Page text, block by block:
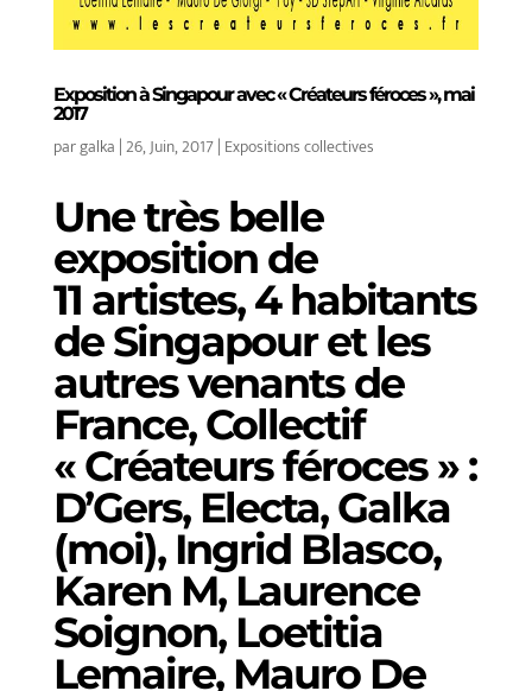
Exposition à Singapour avec « Créateurs féroces », mai
2017
pargalka |26, Juin, 2017| Expositions collectives
Une très belle
exposition de
11 artistes, 4 habitants
de Singapour et les
autres venants de
France, Collectif
« Créateurs féroces »:
D’Gers, Electa, Galka
(moi), Ingrid Blasco,
Karen M, Laurence
Soignon, Loetitia
Lemaire, Mauro De